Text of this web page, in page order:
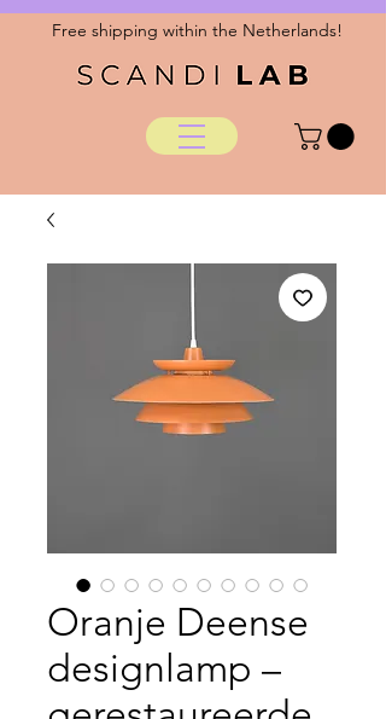
Free shipping within the Netherlands!
Oranje Deense
designlamp –